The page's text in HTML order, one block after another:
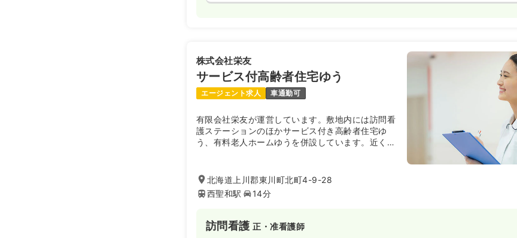
株式会社栄友
サービス付高齢者住宅ゆう
エージェント求人 車通勤可
有限会社栄友が運営しています。敷地内には訪問看
護ステーションのほかサービス付き高齢者住宅ゆ
う、有料老人ホームゆうを併設しています。近くに
北海道上川郡東川町北町4-9-28
西聖和駅
14分
訪問看護正・准看護師